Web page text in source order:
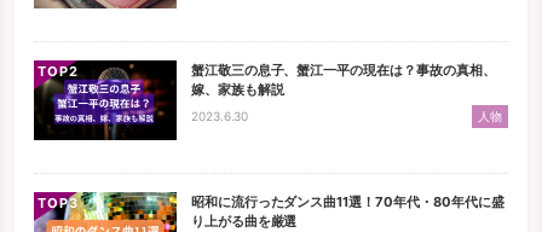
TOP
蟹江敬三の息子、蟹江一平の現在は？事故の真相、
嫁、家族も解説
2023.6.30 人物
TOP
昭和に流行ったダンス曲11選！70年代・80年代に盛
り上がる曲を厳選